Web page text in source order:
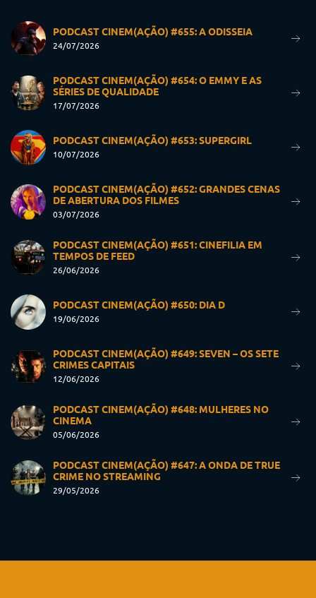
PODCAST CINEM(AÇÃO) #655: A ODISSEIA
24/07/2026
PODCAST CINEM(AÇÃO) #654: O EMMY E AS
SÉRIES DE QUALIDADE
17/07/2026
PODCAST CINEM(AÇÃO) #653: SUPERGIRL
10/07/2026
PODCAST CINEM(AÇÃO) #652: GRANDES CENAS
DE ABERTURA DOS FILMES
03/07/2026
PODCAST CINEM(AÇÃO) #651: CINEFILIA EM
TEMPOS DE FEED
26/06/2026
PODCAST CINEM(AÇÃO) #650: DIA D
19/06/2026
PODCAST CINEM(AÇÃO) #649: SEVEN – OS SETE
CRIMES CAPITAIS
12/06/2026
PODCAST CINEM(AÇÃO) #648: MULHERES NO
CINEMA
05/06/2026
PODCAST CINEM(AÇÃO) #647: A ONDA DE TRUE
CRIME NO STREAMING
29/05/2026